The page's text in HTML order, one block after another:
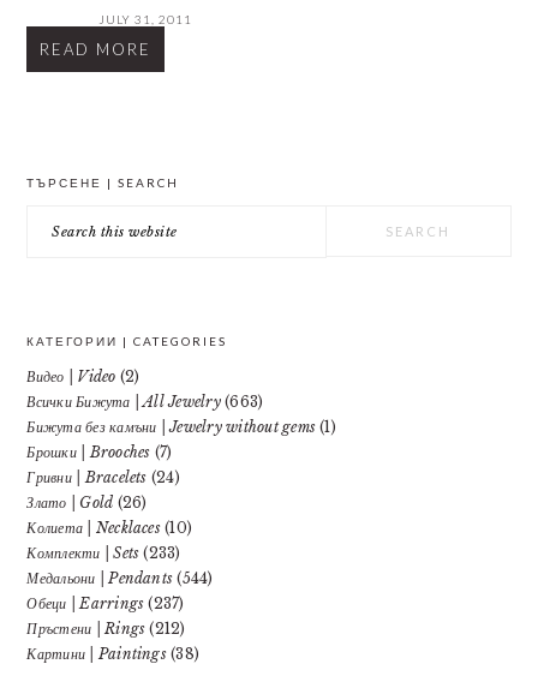
JULY 31, 2011
READ MORE
ТЪРСЕНЕ | SEARCH
this
КАТЕГОРИИ | CATEGORIES
Видео | Video (2)
Всички Бижута | All Jewelry(663)
Бижута без камъни | Jewelry without gems (1)
Брошки | Brooches (7)
Гривни | Bracelets (24)
Злато | Gold (26)
Колиета | Necklaces(10)
Комплекти | Sets (233)
Медальони | Pendants (544)
Обеци | Earrings (237)
Пръстени | Rings (212)
Картини | Paintings(38)